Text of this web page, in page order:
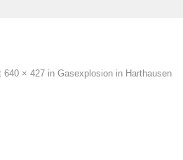
640 × 427 in Gasexplosion in Harthausen